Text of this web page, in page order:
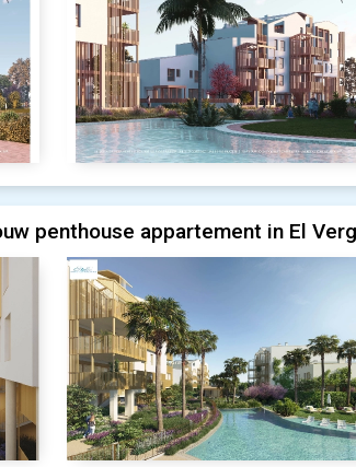
penthouse appartement in El